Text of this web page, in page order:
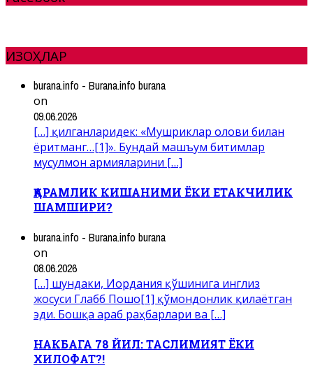
ИЗОҲЛАР
burana.info - Burana.info burana
on
09.06.2026
[…] қилганларидек: «Мушриклар олови билан
ёритманг…[1]». Бундай машъум битимлар
мусулмон армияларини […]
ҚАРАМЛИК КИШАНИМИ ЁКИ ЕТАКЧИЛИК
ШАМШИРИ?
burana.info - Burana.info burana
on
08.06.2026
[…] шундаки, Иордания қўшинига инглиз
жосуси Глабб Пошо[1] қўмондонлик қилаётган
эди. Бошқа араб раҳбарлари ва […]
НАКБАГА 78 ЙИЛ: ТАСЛИМИЯТ ЁКИ
ХИЛОФАТ?!